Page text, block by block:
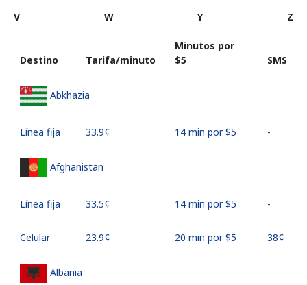
V
W Y Z
Destino Tarifa/minuto
Minutos por
⁦$5⁩
SMS
Abkhazia
Línea fija ⁦33.9¢⁩ 14 min por ⁦$5⁩ -
Afghanistan
Línea fija ⁦33.5¢⁩ 14 min por ⁦$5⁩ -
Celular ⁦23.9¢⁩ 20 min por ⁦$5⁩ ⁦38¢⁩
Albania